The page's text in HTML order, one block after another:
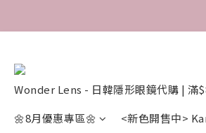
Wonder Lens - 日韓隱形眼鏡代購 | 滿
🌼8月優惠專區🌼
<新色開售中>